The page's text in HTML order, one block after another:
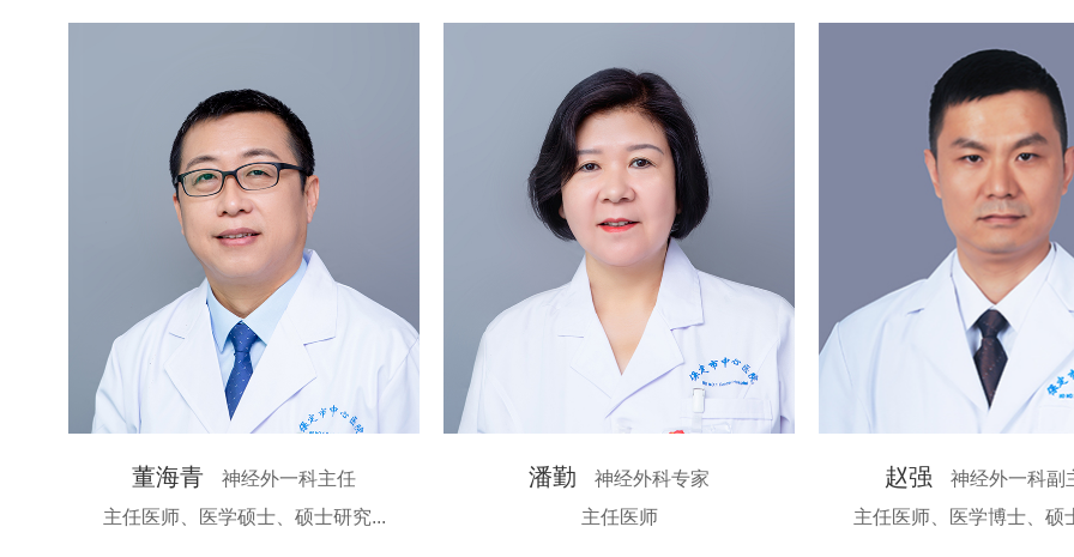
董海青
神经外一科主任
主任医师、医学硕士、硕士研究...
潘勤
神经外科专家
主任医师
赵强
神经外一科副
主任医师、医学博士、硕